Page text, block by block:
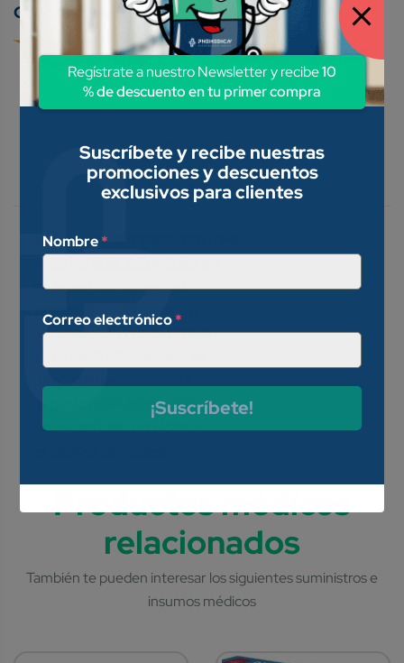
Conoce nuestros métodos de pago:
Descripción
Valoraciones (0)
Indicado en el tratamiento de la
tricomo­niasis sintomática en
mujeres y hombres con
presencia confirmada de
Trichomonas vaginalis en el
organismo se asocia con
endocervicitis, cervicitis y
Suscríbete y recibe nuestras
promociones y descuentos
exclusivos para clientes
Nombre*
Correo electrónico*
¡Suscríbete!
Regístrate a nuestro Newsletter y recibe10
% de descuento en tu primer compra